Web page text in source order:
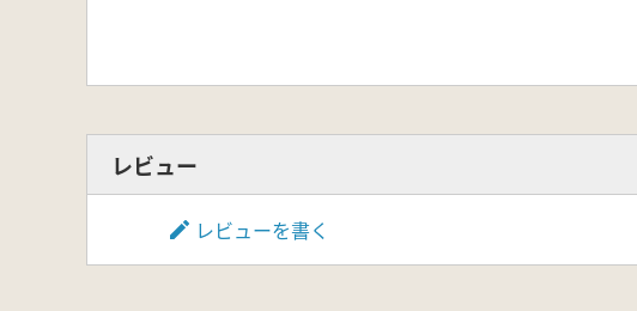
レビュー
レビューを書く